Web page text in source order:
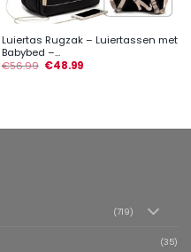
Luiertas Rugzak – Luiertassen met
Babybed –...
€56.99 €48.99
(719)
(35)